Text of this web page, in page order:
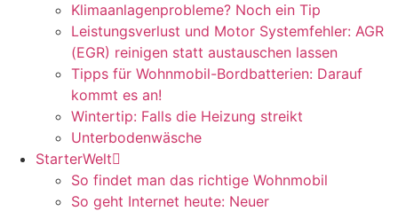
Klimaanlagenprobleme? Noch ein Tip
Leistungsverlust und Motor Systemfehler: AGR
(EGR) reinigen statt austauschen lassen
Tipps für Wohnmobil-Bordbatterien: Darauf
kommt es an!
Wintertip: Falls die Heizung streikt
Unterbodenwäsche
StarterWelt
So findet man das richtige Wohnmobil
So geht Internet heute: Neuer